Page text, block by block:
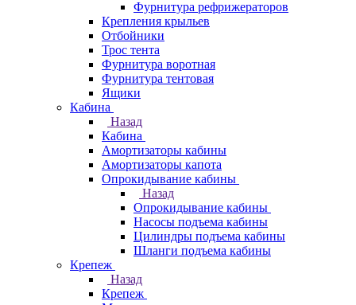
Фурнитура рефрижераторов
Крепления крыльев
Отбойники
Трос тента
Фурнитура воротная
Фурнитура тентовая
Ящики
Кабина
Назад
Кабина
Амортизаторы кабины
Амортизаторы капота
Опрокидывание кабины
Назад
Опрокидывание кабины
Насосы подъема кабины
Цилиндры подъема кабины
Шланги подъема кабины
Крепеж
Назад
Крепеж